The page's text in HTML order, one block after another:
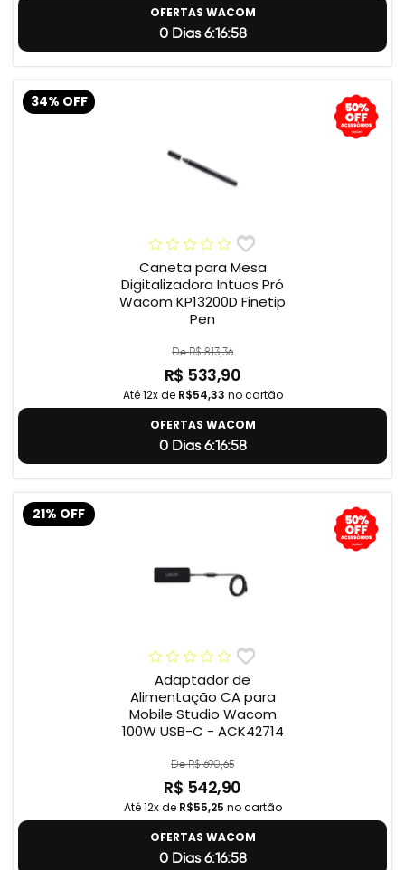
OFERTAS WACOM
0 Dias 6:16:57
34% OFF
Caneta para Mesa
Digitalizadora Intuos Pró
Wacom KP13200D Finetip
Pen
De R$ 813,36
R$ 533,90
Até 12x de R$54,33 no cartão
OFERTAS WACOM
0 Dias 6:16:57
21% OFF
Adaptador de
Alimentação CA para
Mobile Studio Wacom
100W USB-C - ACK42714
De R$ 690,65
R$ 542,90
Até 12x de R$55,25 no cartão
OFERTAS WACOM
0 Dias 6:16:57